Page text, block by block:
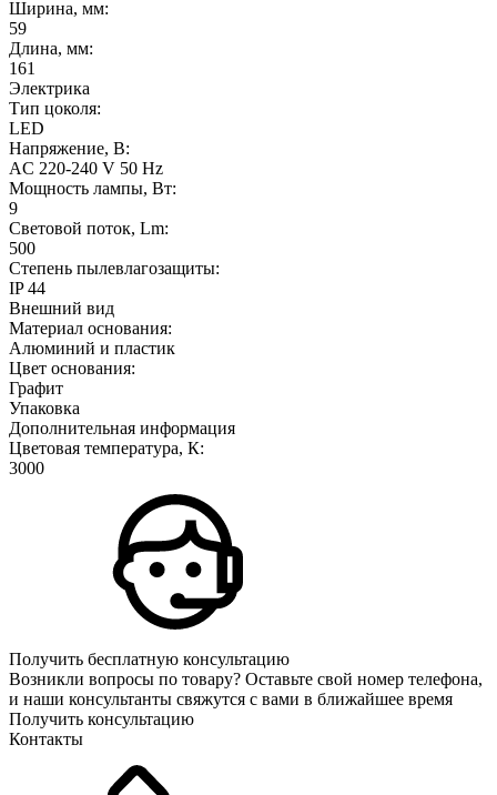
Ширина, мм:
59
Длина, мм:
161
Электрика
Тип цоколя:
LED
Напряжение, В:
AC 220-240 V 50 Hz
Мощность лампы, Вт:
9
Световой поток, Lm:
500
Степень пылевлагозащиты:
IP 44
Внешний вид
Материал основания:
Алюминий и пластик
Цвет основания:
Графит
Упаковка
Дополнительная информация
Цветовая температура, К:
3000
Получить бесплатную консультацию
Возникли вопросы по товару? Оставьте свой номер телефона,
и наши консультанты свяжутся с вами в ближайшее время
Получить консультацию
Контакты